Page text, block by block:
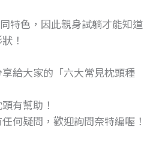
特色，因此親身試躺才能知道
！
給大家的「六大常見枕頭種
有幫助！
何疑問，歡迎詢問奈特編喔！